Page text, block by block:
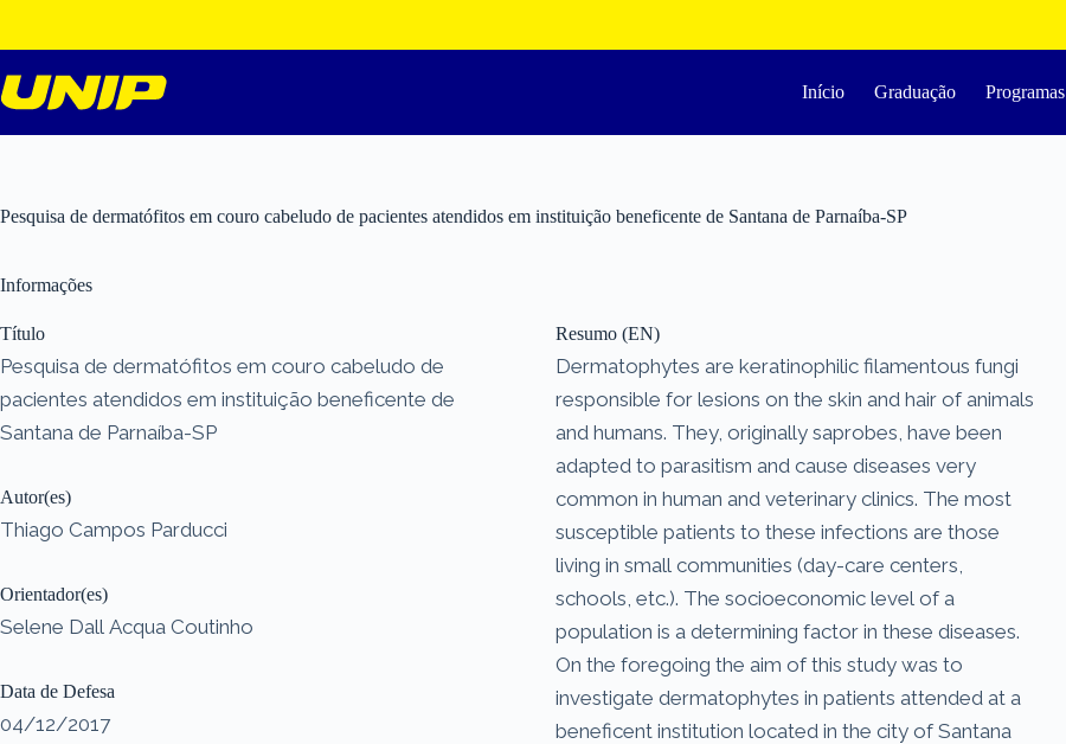
o
conteúdo
Início Graduação Programas
Pesquisa de dermatófitos em couro cabeludo de pacientes atendidos em instituição beneficente de Santana de Parnaíba-SP
Informações
Título
Pesquisa de dermatófitos em couro cabeludo de
pacientes atendidos em instituição beneficente de
Santana de Parnaíba-SP
Autor(es)
Thiago Campos Parducci
Orientador(es)
Selene Dall Acqua Coutinho
Data de Defesa
04/12/2017
Resumo (EN)
Dermatophytes are keratinophilic filamentous fungi
responsible for lesions on the skin and hair of animals
and humans. They, originally saprobes, have been
adapted to parasitism and cause diseases very
common in human and veterinary clinics. The most
susceptible patients to these infections are those
living in small communities (day-care centers,
schools, etc.). The socioeconomic level of a
population is a determining factor in these diseases.
On the foregoing the aim of this study was to
investigate dermatophytes in patients attended at a
beneficent institution located in the city of Santana